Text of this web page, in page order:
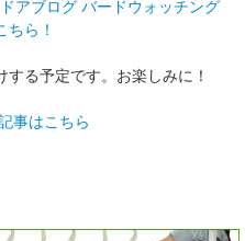
ら！
る予定です。お楽しみに！
事はこちら